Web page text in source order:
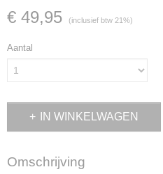
€ 49,95 (inclusief btw 21%)
Aantal
IN WINKELWAGEN
Omschrijving